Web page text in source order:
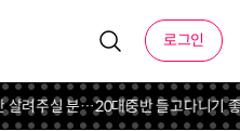
로그인
살려주실 분…20대중반 들고다니기